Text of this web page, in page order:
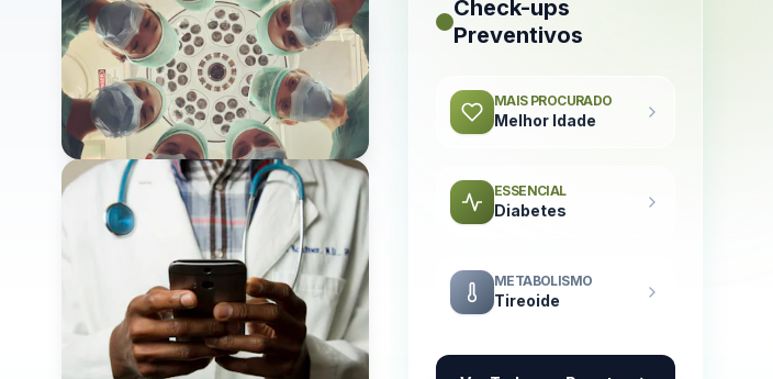
Check-ups
Preventivos
MAIS PROCURADO
Melhor Idade
ESSENCIAL
Diabetes
METABOLISMO
Tireoide